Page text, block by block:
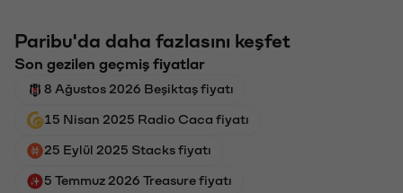
Paribu'da daha fazlasını keşfet
Son gezilen geçmiş fiyatlar
8 Ağustos 2026 Beşiktaş fiyatı
15 Nisan 2025 Radio Caca fiyatı
25 Eylül 2025 Stacks fiyatı
5 Temmuz 2026 Treasure fiyatı